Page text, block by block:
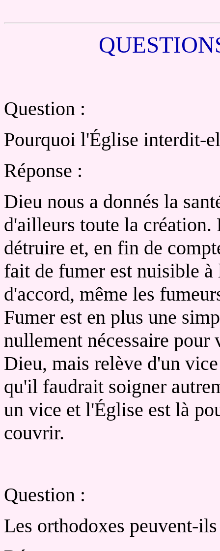
Question :
Pourquoi l'Église interdit-
Réponse :
Dieu nous a donnés la
d'ailleurs toute la création.
détruire et, en fin de
fait de fumer est nuisible à
d'accord, même les
Fumer est en plus une
nullement nécessaire
Dieu, mais relève d'un
qu'il faudrait soigner
un vice et l'Église est là
couvrir.
Question :
Les orthodoxes peuvent-